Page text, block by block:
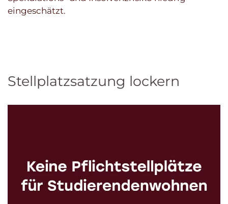
eingeschätzt.
Stellplatzsatzung lockern